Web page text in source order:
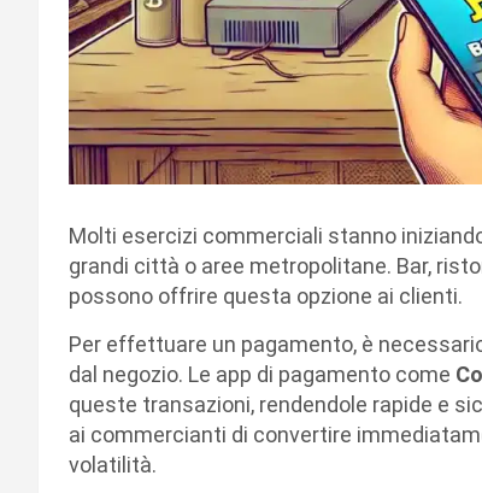
Molti esercizi commerciali stanno
grandi città o aree metropolitane. Bar,
possono offrire questa opzione ai clienti.
Per effettuare un pagamento, è
dal negozio. Le app di pagamento come
queste transazioni, rendendole rapide e
ai commercianti di convertire
volatilità.